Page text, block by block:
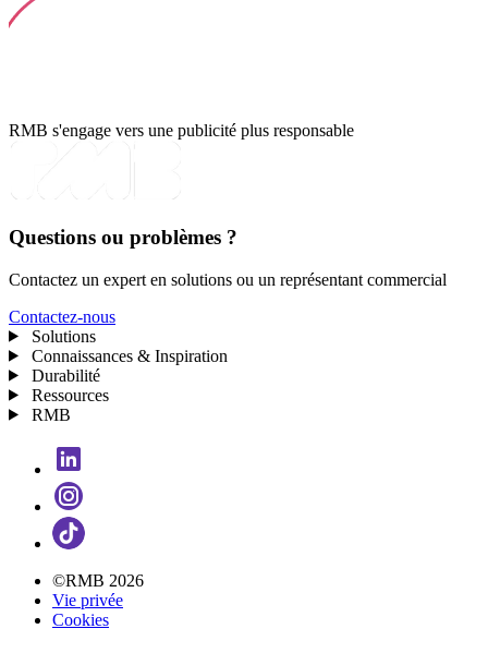
RMB s'engage vers une publicité plus responsable
Questions ou problèmes ?
Contactez un expert en solutions ou un représentant commercial
Contactez-nous
Solutions
Connaissances & Inspiration
Durabilité
Ressources
RMB
©RMB 2026
Vie privée
Cookies